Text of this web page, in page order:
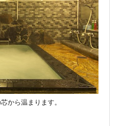
から温まります。